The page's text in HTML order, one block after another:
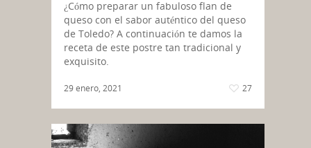
¿Cómo preparar un fabuloso flan de
queso con el sabor auténtico del queso
de Toledo? A continuación te damos la
receta de este postre tan tradicional y
exquisito.
29 enero, 2021 27